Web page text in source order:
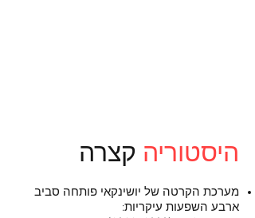
היסטוריה קצרה
מערכת הקרטה של יושינקאי פותחה סביב
ארבע השפעות עיקריות: